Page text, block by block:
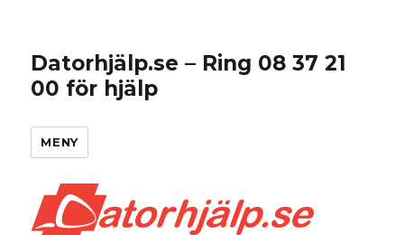
Datorhjälp.se – Ring 08 37 21
00 för hjälp
MENY